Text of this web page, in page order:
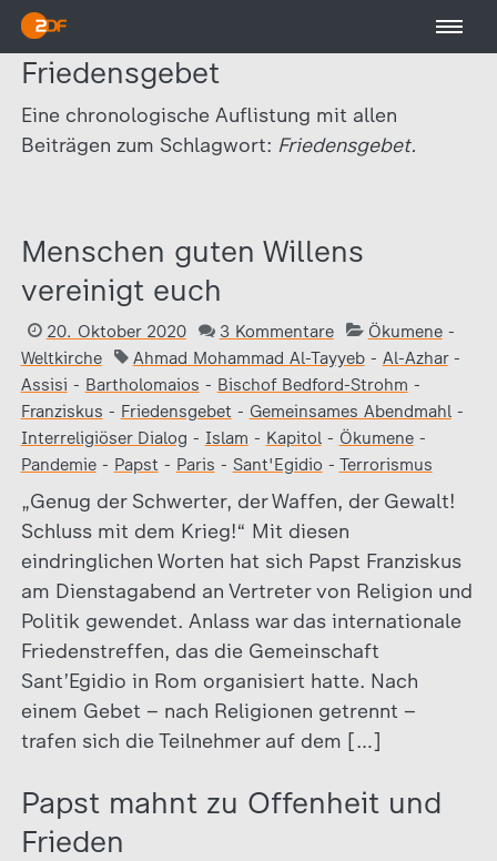
Friedensgebet
Eine chronologische Auflistung mit allen
Beiträgen zum Schlagwort: Friedensgebet.
Menschen guten Willens
vereinigt euch
20. Oktober 2020 3 Kommentare Ökumene-
Weltkirche
Ahmad Mohammad Al-Tayyeb- Al-Azhar-
Assisi - Bartholomaios - Bischof Bedford-Strohm -
Franziskus - Friedensgebet - Gemeinsames Abendmahl-
Interreligiöser Dialog - Islam - Kapitol- Ökumene-
Pandemie- Papst - Paris - Sant'Egidio - Terrorismus
„Genug der Schwerter, der Waffen, der Gewalt!
Schluss mit dem Krieg!“ Mit diesen
eindringlichen Worten hat sich Papst Franziskus
am Dienstagabend an Vertreter von Religion und
Politik gewendet. Anlass war das internationale
Friedenstreffen, das die Gemeinschaft
Sant’Egidio in Rom organisiert hatte. Nach
einem Gebet – nach Religionen getrennt –
trafen sich die Teilnehmer auf dem […]
Papst mahnt zu Offenheit und
Frieden